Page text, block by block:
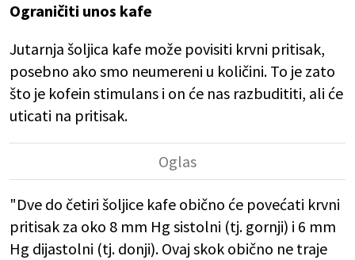
Ograničiti unos kafe
Jutarnja šoljica kafe može povisiti krvni pritisak,
posebno ako smo neumereni u količini. To je zato
što je kofein stimulans i on će nas razbudititi, ali će
uticati na pritisak.
"Dve do četiri šoljice kafe obično će povećati krvni
pritisak za oko 8 mm Hg sistolni (tj. gornji) i 6 mm
Hg dijastolni (tj. donji). Ovaj skok obično ne traje